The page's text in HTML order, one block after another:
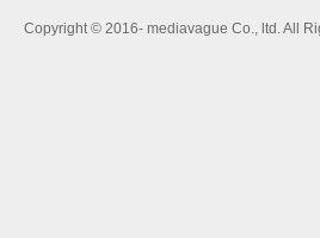
Copyright © 2016- mediavague Co., ltd. All